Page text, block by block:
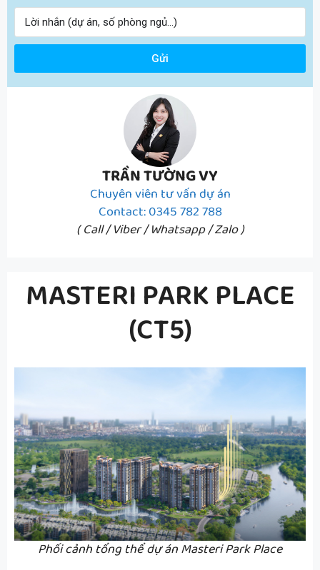
Gửi
TRẦN TƯỜNG VY
Chuyên viên tư vấn dự án
Contact: 0345 782 788
( Call / Viber / Whatsapp / Zalo )
MASTERI PARK PLACE
(CT5)
Phối cảnh tổng thể dự án Masteri Park Place